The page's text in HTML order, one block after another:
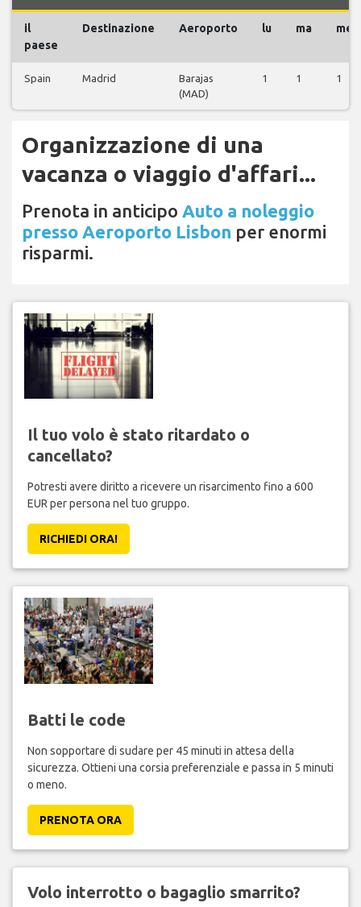
il
paese
Destinazione Aeroporto lu ma me
Spain Madrid
Barajas
(MAD)
1 1 1
Organizzazione di una
vacanza o viaggio d'affari...
Prenota in anticipo Auto a noleggio
presso Aeroporto Lisbon per enormi
risparmi.
Il tuo volo è stato ritardato o
cancellato?
Potresti avere diritto a ricevere un risarcimento fino a 600
EUR per persona nel tuo gruppo.
RICHIEDI ORA!
Batti le code
Non sopportare di sudare per 45 minuti in attesa della
sicurezza. Ottieni una corsia preferenziale e passa in 5 minuti
o meno.
PRENOTA ORA
Volo interrotto o bagaglio smarrito?